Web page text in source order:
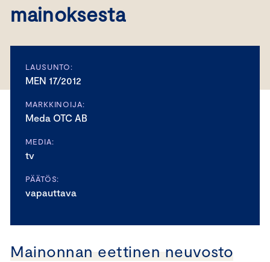
mainoksesta
LAUSUNTO:
MEN 17/2012
MARKKINOIJA:
Meda OTC AB
MEDIA:
tv
PÄÄTÖS:
vapauttava
Mainonnan eettinen neuvosto